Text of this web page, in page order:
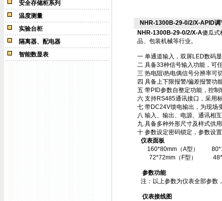
安全存储柜系列
温度测量
实验台柜
隔离器、配电器
智能数显表
NHR-1300B-29-0/2/X-APID
NHR-1300B-29-0/2/X-A傻瓜式
品、包装机械等行业。
一 单通道输入，双屏LED数码
二 具备33种信号输入功能，可
三 热电阻\热电偶信号分辨率
四 具备上下限报警/偏差报警功
五 带PID参数自整定功能，控
六 支持RS485通讯接口，采用
七 带DC24V馈电输出，为现场
八 输入、输出、电源、通讯相
九 具备多种外形尺寸及样式供
十 参数设定密码锁定，参数设
仪表面板
160*80mm（A型）
72*72mm（F型）
参数功能
注：以上参数为仪表全部参数
仪表接线图